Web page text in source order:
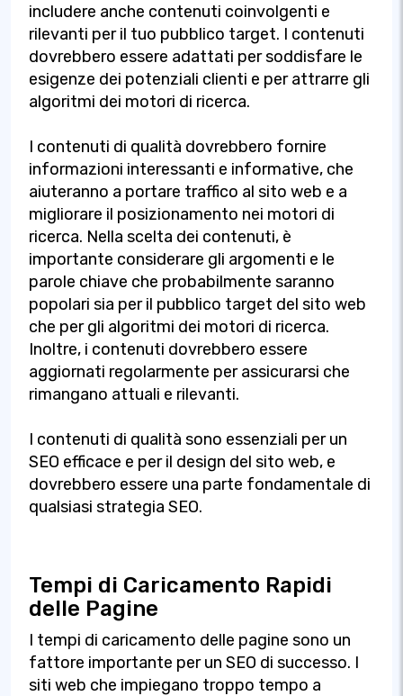
includere anche contenuti coinvolgenti e
rilevanti per il tuo pubblico target. I contenuti
dovrebbero essere adattati per soddisfare le
esigenze dei potenziali clienti e per attrarre gli
algoritmi dei motori di ricerca.
I contenuti di qualità dovrebbero fornire
informazioni interessanti e informative, che
aiuteranno a portare traffico al sito web e a
migliorare il posizionamento nei motori di
ricerca. Nella scelta dei contenuti, è
importante considerare gli argomenti e le
parole chiave che probabilmente saranno
popolari sia per il pubblico target del sito web
che per gli algoritmi dei motori di ricerca.
Inoltre, i contenuti dovrebbero essere
aggiornati regolarmente per assicurarsi che
rimangano attuali e rilevanti.
I contenuti di qualità sono essenziali per un
SEO efficace e per il design del sito web, e
dovrebbero essere una parte fondamentale di
qualsiasi strategia SEO.
Tempi di Caricamento Rapidi
delle Pagine
I tempi di caricamento delle pagine sono un
fattore importante per un SEO di successo. I
siti web che impiegano troppo tempo a